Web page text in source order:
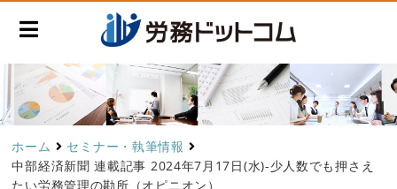
ホーム
セミナー・執筆情報
中部経済新聞 連載記事 2024年7月17日(水)-少人数でも押さえ
たい労務管理の勘所（オピニオン）